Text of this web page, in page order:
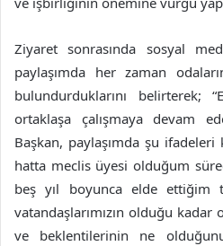
Ziyaret sonrasında sosyal
paylaşımda her zaman
bulundurduklarını belirterek;
ortaklaşa çalışmaya devam
Başkan, paylaşımda şu ifadeleri
hatta meclis üyesi olduğum
beş yıl boyunca elde
vatandaşlarımızın olduğu kadar
ve beklentilerinin ne